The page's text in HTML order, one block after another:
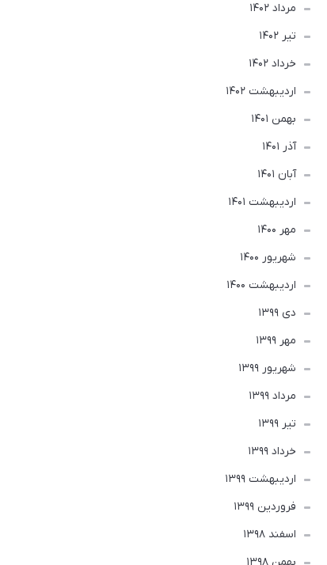
مرداد 1402
تير 1402
خرداد 1402
ارديبهشت 1402
بهمن 1401
آذر 1401
آبان 1401
ارديبهشت 1401
مهر 1400
شهریور 1400
ارديبهشت 1400
دی 1399
مهر 1399
شهریور 1399
مرداد 1399
تير 1399
خرداد 1399
ارديبهشت 1399
فروردین 1399
اسفند 1398